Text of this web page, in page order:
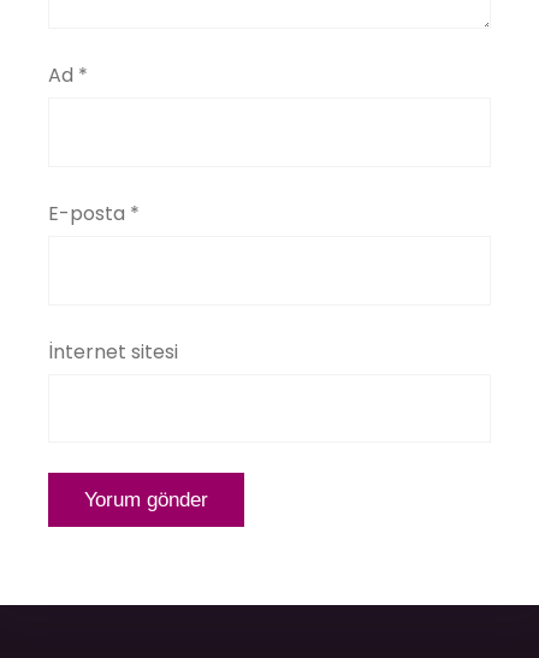
Ad *
E-posta *
İnternet sitesi